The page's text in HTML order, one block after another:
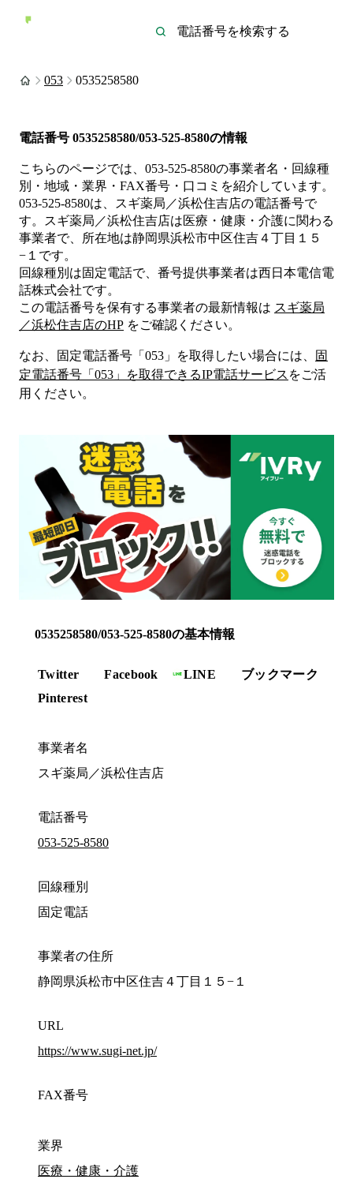
053 0535258580
電話番号 0535258580/053-525-8580の情報
こちらのページでは、 053-525-8580の事業者名・回線種
別・地域・業界・FAX番号・口コミを紹介しています。
053-525-8580は、 スギ薬局／浜松住吉店の電話番号で
す。
スギ薬局／浜松住吉店は医療・健康・介護に関わる
事業者で、所在地は静岡県浜松市中区住吉４丁目１５
−１ です。
回線種別は固定電話で、番号提供事業者は西日本電信電
話株式会社です。
この電話番号を保有する事業者の最新情報は スギ薬局
／浜松住吉店のHP をご確認ください。
なお、固定電話番号「 053 」を取得したい場合には、
固
定電話番号「 053 」を取得できるIP電話サービス をご活
用ください。
0535258580/053-525-8580の基本情報
Twitter Facebook LINE
ブックマーク
Pinterest
事業者名
スギ薬局／浜松住吉店
電話番号
053-525-8580
回線種別
固定電話
事業者の住所
静岡県浜松市中区住吉４丁目１５−１
URL
https://www.sugi-net.jp/
FAX番号
業界
医療・健康・介護